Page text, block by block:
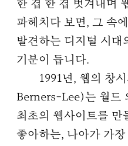
한 겹 한 겹 벗겨내며
파헤치다 보면, 그 속
발견하는 디지털 시대
기분이 듭니다.
1991년, 웹의 창시
Berners-Lee)는 월드
최초의 웹사이트를 만
좋아하는, 나아가 가